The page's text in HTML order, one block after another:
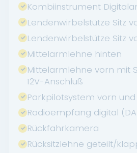
Kombiinstrument
Lendenwirbelstütze Sitz
Lendenwirbelstütze Sitz
Mittelarmlehne hinten
Mittelarmlehne vorn mit
12V-Anschluß
Parkpilotsystem vorn
Radioempfang digital
Rückfahrkamera
Rücksitzlehne geteilt/